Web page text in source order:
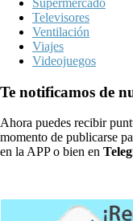
Televisores
Ventilación
Viajes
Videojuegos
Te notificamos de
Ahora puedes recibir
momento de publicarse
en la APP o bien en